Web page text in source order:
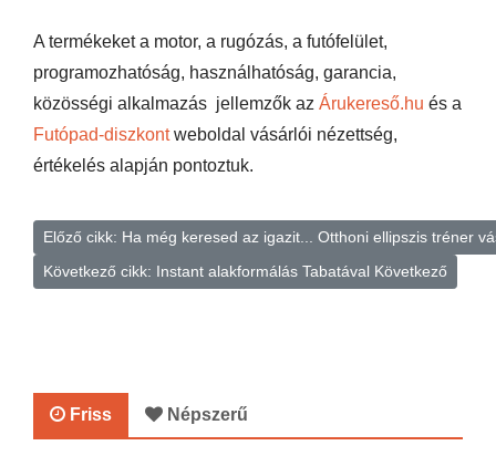
A termékeket a motor, a rugózás, a futófelület,
programozhatóság, használhatóság, garancia,
közösségi alkalmazás jellemzők az Árukereső.hu és a
Futópad-diszkontweboldal vásárlói nézettség,
értékelés alapján pontoztuk.
Előző cikk: Ha még keresed az igazit... Otthoni ellipszis tréner
Következő cikk: Instant alakformálás Tabatával Következő
Friss Népszerű